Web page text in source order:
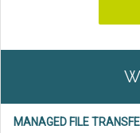
MANAGED FILE